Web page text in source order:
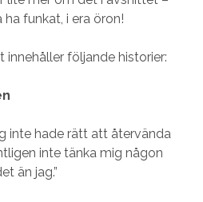
funkat, i era öron!
innehåller följande historier:
inte hade rätt att återvända
inte tänka mig någon
än jag.”